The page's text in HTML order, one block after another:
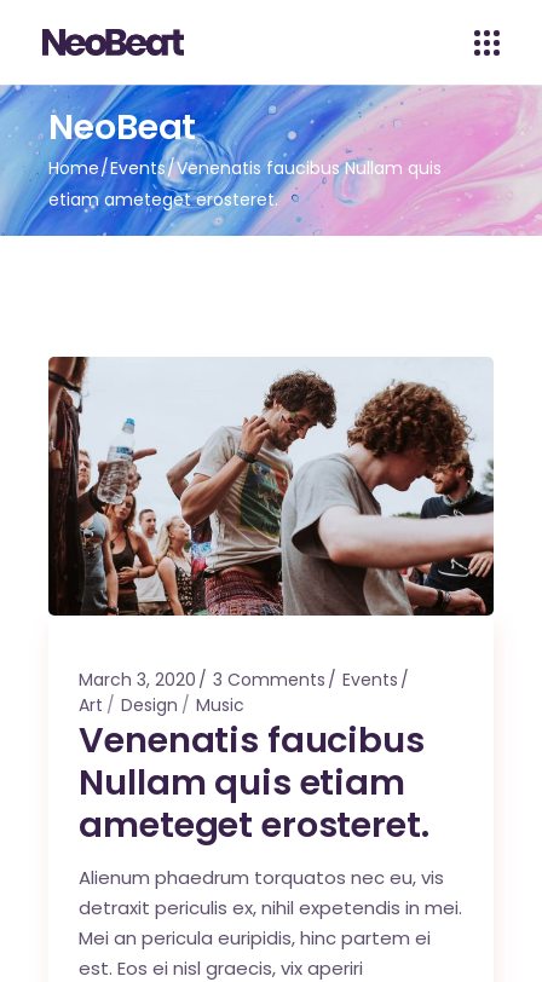
NeoBeat
Home Events Venenatis faucibus Nullam quis
etiam ameteget erosteret.
March 3, 2020 3 Comments
Events
Art
Design Music
Venenatis faucibus
Nullam quis etiam
ameteget erosteret.
Alienum phaedrum torquatos nec eu, vis
detraxit periculis ex, nihil expetendis in mei.
Mei an pericula euripidis, hinc partem ei
est. Eos ei nisl graecis, vix aperiri